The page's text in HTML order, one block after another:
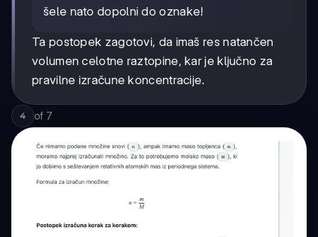
šele nato dopolni do oznake!
Ta postopek zagotovi, da imaš res natančen
volumen celotne raztopine, kar je ključno za
pravilne izračune koncentracije.
4 of 7